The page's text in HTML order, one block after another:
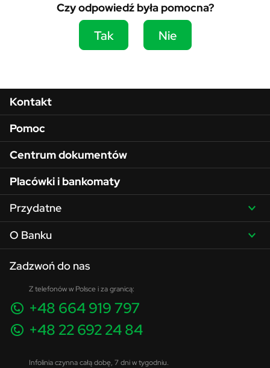
Czy odpowiedź była pomocna?
Tak Nie
Menu w stopce
Kontakt
Pomoc
Centrum dokumentów
Placówki i bankomaty
Przydatne
O Banku
Zadzwoń do nas
Z telefonów w Polsce i za granicą:
+48 664 919 797
+48 22 692 24 84
Infolinia czynna całą dobę, 7 dni w tygodniu.